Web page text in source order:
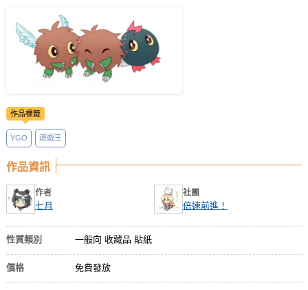
會員中心
註冊會員
登入
作品標籤
YGO 遊戲王
作品資訊
作者
七月
社團
倍速前進！
性質類別 一般向 收藏品 貼紙
價格 免費發放